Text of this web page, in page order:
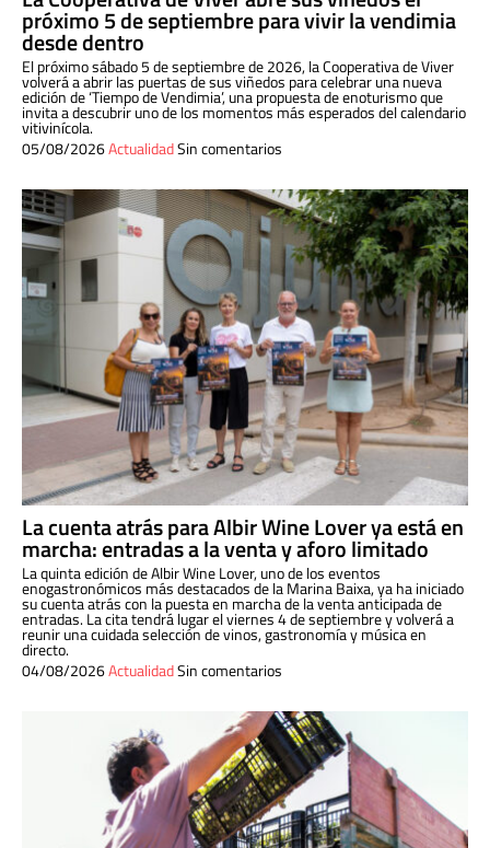
próximo 5 de septiembre para vivir la vendimia
desde dentro
El próximo sábado 5 de septiembre de 2026, la Cooperativa de Viver
volverá a abrir las puertas de sus viñedos para celebrar una nueva
edición de ‘Tiempo de Vendimia’, una propuesta de enoturismo que
invita a descubrir uno de los momentos más esperados del calendario
vitivinícola.
05/08/2026ActualidadSin comentarios
La cuenta atrás para Albir Wine Lover ya está en
marcha: entradas a la venta y aforo limitado
La quinta edición de Albir Wine Lover, uno de los eventos
enogastronómicos más destacados de la Marina Baixa, ya ha iniciado
su cuenta atrás con la puesta en marcha de la venta anticipada de
entradas. La cita tendrá lugar el viernes 4 de septiembre y volverá a
reunir una cuidada selección de vinos, gastronomía y música en
directo.
04/08/2026ActualidadSin comentarios